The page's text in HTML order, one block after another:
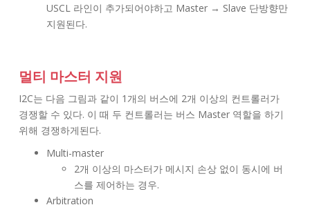
USCL 라인이 추가되어야하고 Master → Slave 단방향만
지원된다.
멀티 마스터 지원
I2C는 다음 그림과 같이 1개의 버스에 2개 이상의 컨트롤러가
경쟁할 수 있다. 이 때 두 컨트롤러는 버스 Master 역할을 하기
위해 경쟁하게된다.
Multi-master
2개 이상의 마스터가 메시지 손상 없이 동시에 버
스를 제어하는 경우.
Arbitration